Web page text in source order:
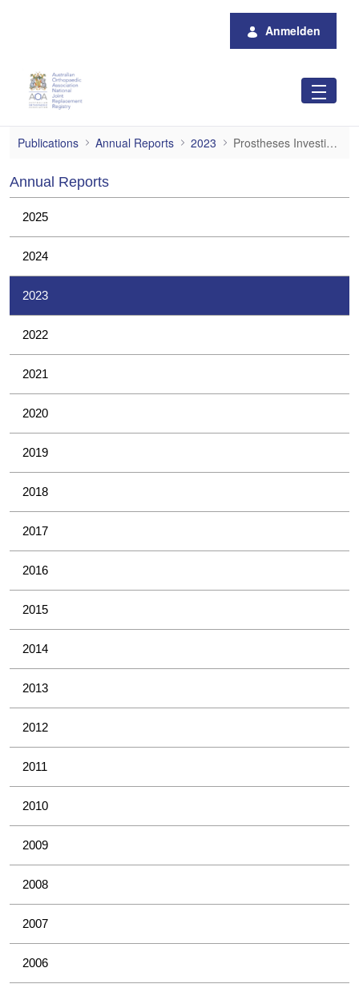
Anmelden
Prostheses Investigations
Publications Annual Reports 2023 Prostheses Investigations
Annual Reports
2025
2024
2023
2022
2021
2020
2019
2018
2017
2016
2015
2014
2013
2012
2011
2010
2009
2008
2007
2006